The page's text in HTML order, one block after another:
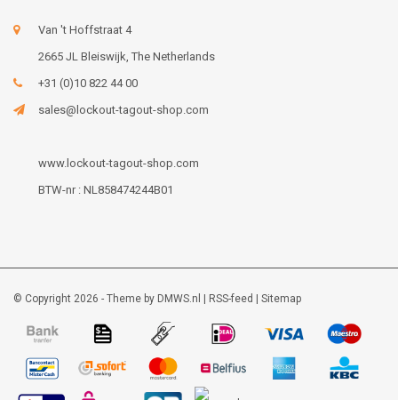
Van 't Hoffstraat 4
2665 JL Bleiswijk, The Netherlands
+31 (0)10 822 44 00
sales@lockout-tagout-shop.com
www.lockout-tagout-shop.com
BTW-nr : NL858474244B01
© Copyright 2026 - Theme by DMWS.nl | RSS-feed | Sitemap